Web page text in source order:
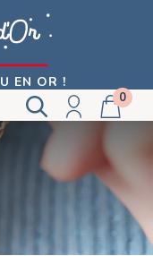
EN OR !
0